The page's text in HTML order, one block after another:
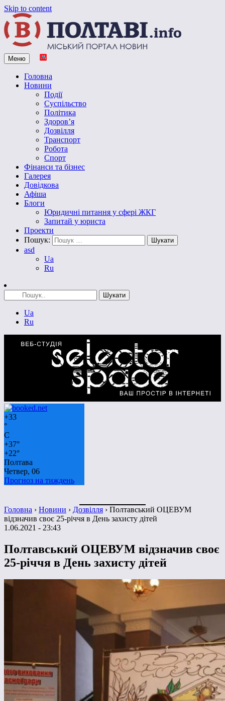
Skip to content
Vpoltave.info
Полтавський портал новин
Меню
Головна
Новини
Події
Суспільство
Політика
Здоров’я
Дозвілля
Транспорт
Робота
Спорт
Фінанси та бізнес
Галерея
Довідкова
Афіша
Блоги
Юридичні питання у сфері ЖКГ
Запитай у юриста
Проекти
Пошук:
asd
Ua
Ru
Ua
Ru
+33
°
C
+37°
+22°
Полтава
Четвер, 06
Прогноз на тиждень
Головна › Новини › Дозвілля › Полтавський ОЦЕВУМ
відзначив своє 25-річчя в День захисту дітей
1.06.2021 - 23:43
Полтавський ОЦЕВУМ відзначив своє
25-річчя в День захисту дітей